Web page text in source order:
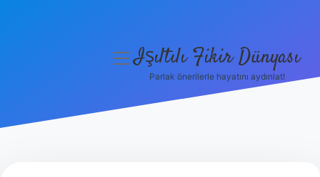
menüyüIşıltılı Fikir Dünyası
Parlak önerilerle hayatını aydınlat!